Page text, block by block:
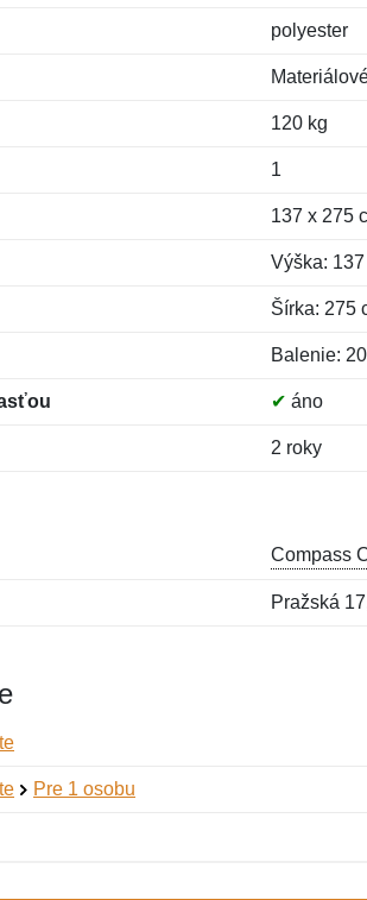
polyester
120 kg
1
137 x 275
Výška:
Šírka: 275
Balenie:
✔ áno
2 roky
Compass
Pražská
Pre 1 osobu